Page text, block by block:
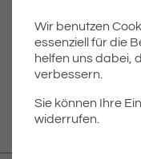
Dateigröße
DOWNLOAD
Wir benutzen
essenziell für die
helfen uns dabei,
verbessern.
Sie können Ihre
widerrufen.